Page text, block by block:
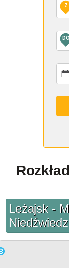
Z
DO
Leżajsk -